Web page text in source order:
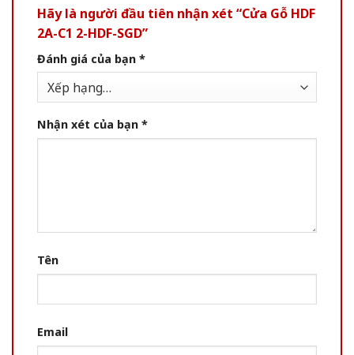
Hãy là người đầu tiên nhận xét “Cửa Gỗ HDF
2A-C1 2-HDF-SGD”
Đánh giá của bạn *
Nhận xét của bạn *
Tên
Email